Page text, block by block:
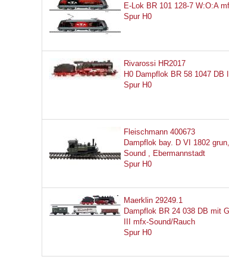
E-Lok BR 101 128-7 W:O:A
Spur H0
Rivarossi HR2017
H0 Dampflok BR 58 1047 DB
Spur H0
Fleischmann 400673
Dampflok bay. D VI 1802
Sound , Ebermannstadt
Spur H0
Maerklin 29249.1
Dampflok BR 24 038 DB mit
III mfx-Sound/Rauch
Spur H0